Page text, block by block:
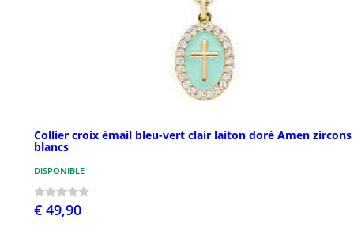
Collier croix émail bleu-vert clair laiton doré Amen zircons
blancs
DISPONIBLE
€ 49,90